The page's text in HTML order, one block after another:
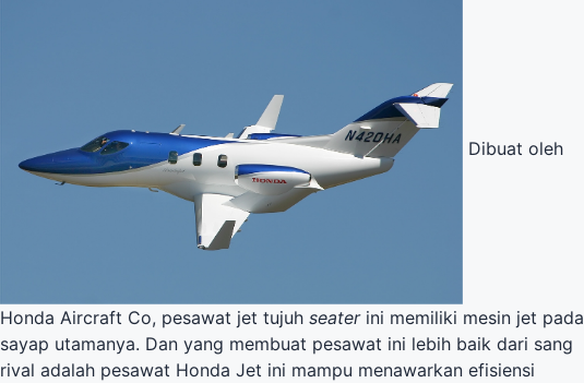
Dibuat oleh
Honda Aircraft Co, pesawat jet tujuh seater ini memiliki mesin jet pada
sayap utamanya. Dan yang membuat pesawat ini lebih baik dari sang
rival adalah pesawat Honda Jet ini mampu menawarkan efisiensi